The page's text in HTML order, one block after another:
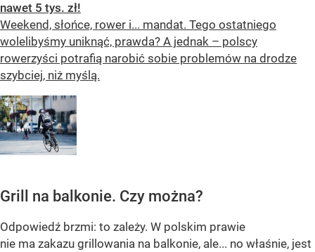
nawet 5 tys. zł!
Weekend, słońce, rower i... mandat. Tego ostatniego
wolelibyśmy uniknąć, prawda? A jednak – polscy
rowerzyści potrafią narobić sobie problemów na drodze
szybciej, niż myślą.
Grill na balkonie. Czy można?
Odpowiedź brzmi: to zależy. W polskim prawie
nie ma zakazu grillowania na balkonie, ale... no właśnie, jest